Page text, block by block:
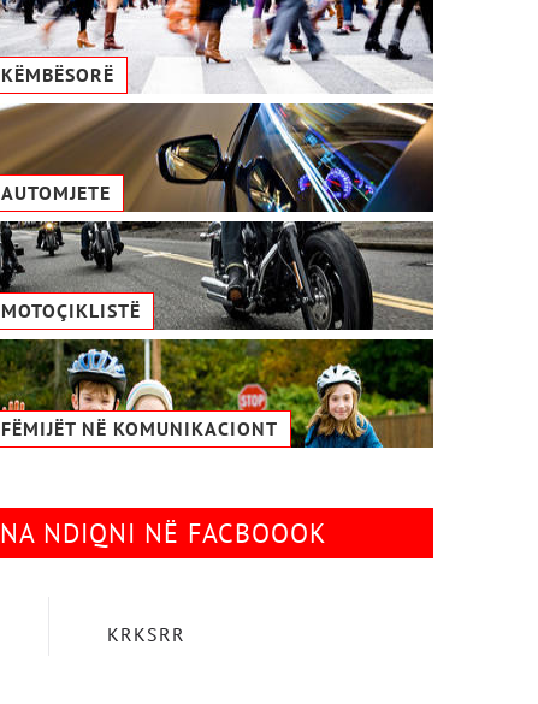
KËMBËSORË
AUTOMJETE
MOTOÇIKLISTË
FËMIJËT NË KOMUNIKACIONТ
NA NDIQNI NË FACBOOOK
KRKSRR